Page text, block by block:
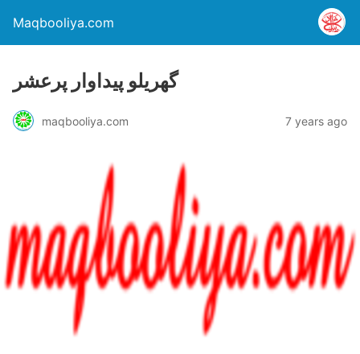
Maqbooliya.com
گھریلو پیداوار پرعشر
maqbooliya.com 7 years ago